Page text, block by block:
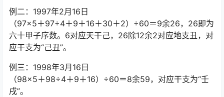
例二：1997年2月16日
（97×5＋97÷4＋9＋16＋30＋2）÷60＝9余26，26即为
六十甲子序数。6对应天干己，26除12余2对应地支丑，对
应干支为“己丑”。
例三：1998年3月16日
（98×5＋98÷4＋9＋16）÷60＝8余59，对应干支为“壬
戌”。